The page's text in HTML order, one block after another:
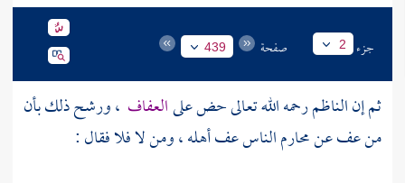
جزء 2 صفحة 439
ثم إن الناظم رحمه الله تعالى حض علىالعفاف ، ورشح ذلك بأن
من عف عن محارم الناس عف أهله ، ومن لا فلا فقال :